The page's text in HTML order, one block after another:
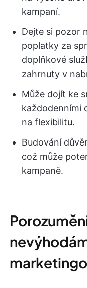
kampaní.
Dejte si pozor
poplatky za
doplňkové
zahrnuty v
Může dojít ke
každodenními
na flexibilitu.
Budování
což může
kampaně.